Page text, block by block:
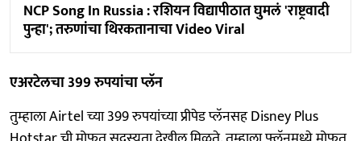
NCP Song In Russia : रशियन विद्यापीठात घुमलं 'राष्ट्रवादी
पुन्हा'; तरुणांचा थिरकतानाचा Video Viral
एअरटेलचा 399 रुपयांचा प्लॅन
तुम्हाला Airtel च्या 399 रुपयांच्या प्रीपेड प्लॅनसह Disney Plus